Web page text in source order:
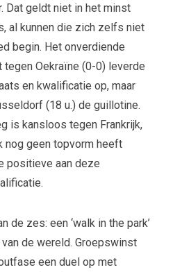
Dat geldt niet in het minst
al kunnen die zich zelfs niet
begin. Het onverdiende
Oekraïne (0-0) leverde
en kwalificatie op, maar
(18 u.) de guillotine.
is kansloos tegen Frankrijk,
nog geen topvorm heeft
positieve aan deze
de zes: een ‘walk in the park’
de wereld. Groepswinst
een duel op met